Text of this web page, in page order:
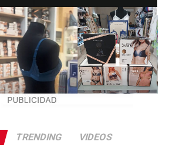
TRENDING VIDEOS